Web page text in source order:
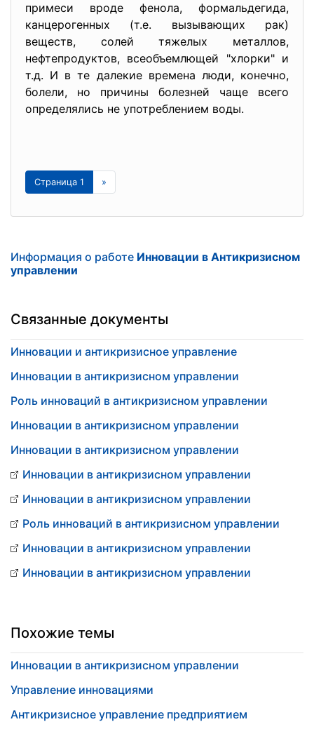
примеси вроде фенола, формальдегида,
канцерогенных (т.е. вызывающих рак)
веществ, солей тяжелых металлов,
нефтепродуктов, всеобъемлющей "хлорки" и
т.д. И в те далекие времена люди, конечно,
болели, но причины болезней чаще всего
определялись не употреблением воды.
Страница 1 »
Информация о работе Инновации в Антикризисном
управлении
Связанные документы
Инновации и антикризисное управление
Инновации в антикризисном управлении
Роль инноваций в антикризисном управлении
Инновации в антикризисном управлении
Инновации в антикризисном управлении
Инновации в антикризисном управлении
Инновации в антикризисном управлении
Роль инноваций в антикризисном управлении
Инновации в антикризисном управлении
Инновации в антикризисном управлении
Похожие темы
Инновации в антикризисном управлении
Управление инновациями
Антикризисное управление предприятием